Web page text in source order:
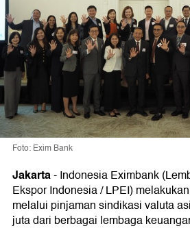
Foto: Exim Bank
Jakarta-Indonesia Eximbank
Ekspor Indonesia / LPEI)
melalui pinjaman sindikasi valuta
juta dari berbagai lembaga